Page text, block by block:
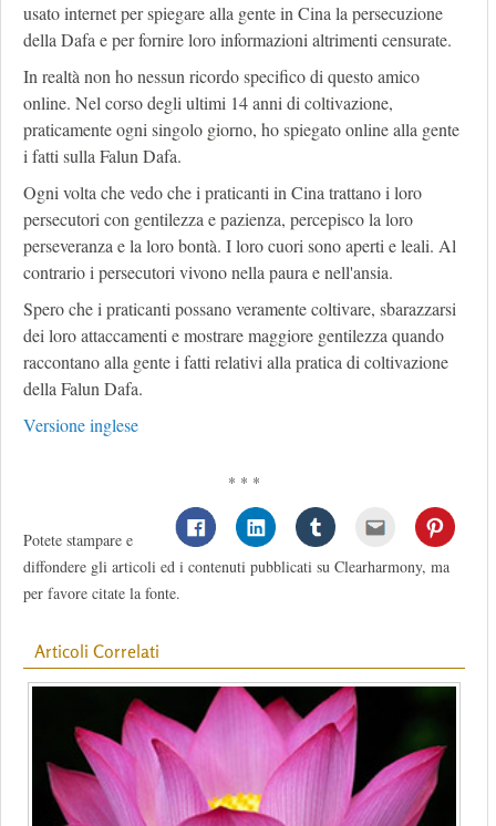
usato internet per spiegare alla gente in Cina la persecuzione
della Dafa e per fornire loro informazioni altrimenti censurate.
In realtà non ho nessun ricordo specifico di questo amico
online. Nel corso degli ultimi 14 anni di coltivazione,
praticamente ogni singolo giorno, ho spiegato online alla gente
i fatti sulla Falun Dafa.
Ogni volta che vedo che i praticanti in Cina trattano i loro
persecutori con gentilezza e pazienza, percepisco la loro
perseveranza e la loro bontà. I loro cuori sono aperti e leali. Al
contrario i persecutori vivono nella paura e nell'ansia.
Spero che i praticanti possano veramente coltivare, sbarazzarsi
dei loro attaccamenti e mostrare maggiore gentilezza quando
raccontano alla gente i fatti relativi alla pratica di coltivazione
della Falun Dafa.
Versione inglese
* * *
Potete stampare e
diffondere gli articoli ed i contenuti pubblicati su Clearharmony, ma
per favore citate la fonte.
Articoli Correlati